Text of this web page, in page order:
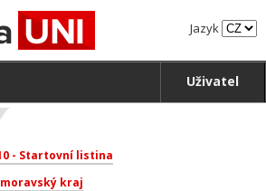
Jazyk
Uživatel
- Startovní listina
kraj